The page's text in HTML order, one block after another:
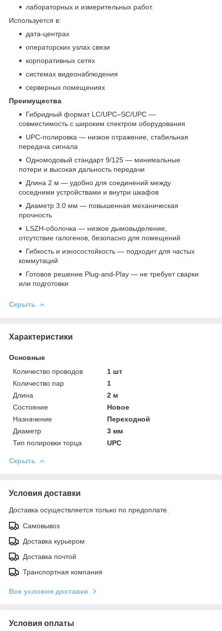
лабораторных и измерительных работ.
Используется в:
дата‑центрах
операторских узлах связи
корпоративных сетях
системах видеонаблюдения
серверных помещениях
Преимущества
Гибридный формат LC/UPC–SC/UPC —
совместимость с широким спектром оборудования
UPC‑полировка — низкое отражение, стабильная
передача сигнала
Одномодовый стандарт 9/125 — минимальные
потери и высокая дальность передачи
Длина 2 м — удобно для соединений между
соседними устройствами и внутри шкафов
Диаметр 3.0 мм — повышенная механическая
прочность
LSZH‑оболочка — низкое дымовыделение,
отсутствие галогенов, безопасно для помещений
Гибкость и износостойкость — подходит для частых
коммутаций
Готовое решение Plug‑and‑Play — не требует сварки
или подготовки
Скрыть
Характеристики
Основные
Количество проводов
1 шт
Количество пар
1
Длина
2 м
Состояние
Новое
Назначение
Переходной
Диаметр
3 мм
Тип полировки торца
UPC
Скрыть
Условия доставки
Доставка осуществляется только по предоплате.
Самовывоз
Доставка курьером
Доставка почтой
Транспортная компания
Все условия доставки
Условия оплаты